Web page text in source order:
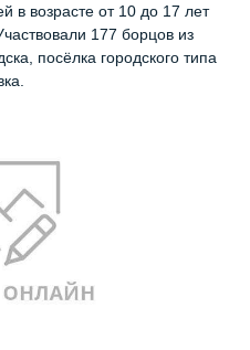
возрасте от 10 до 17 лет
177 борцов из
посёлка городского типа